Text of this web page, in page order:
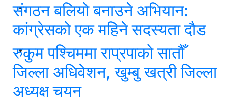
संगठन बलियो बनाउने अभियान:
कांग्रेसको एक महिने सदस्यता दौड
रुकुम पश्चिममा राप्रपाको सातौँ
जिल्ला अधिवेशन, खुम्बु खत्री जिल्ला
अध्यक्ष चयन